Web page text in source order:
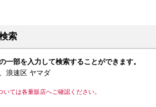
索
一部を入力して検索することができます。
浪速区 ヤマダ
ては各量販店へご確認ください。